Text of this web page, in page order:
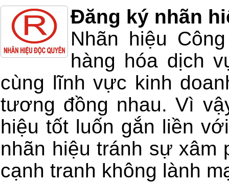
Đăng ký nhãn
Nhãn hiệu
hàng hóa dịch
cùng lĩnh vực kinh
tương đồng nhau. Vì
hiệu tốt luốn gắn liền
nhãn hiệu tránh sự xâm
cạnh tranh không lành